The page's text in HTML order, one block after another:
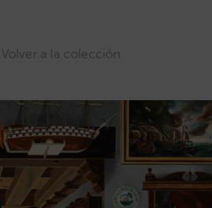
Volver a la colección